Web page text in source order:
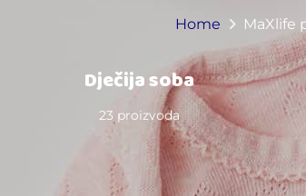
Home MaXlife
Dječija soba
23 proizvoda